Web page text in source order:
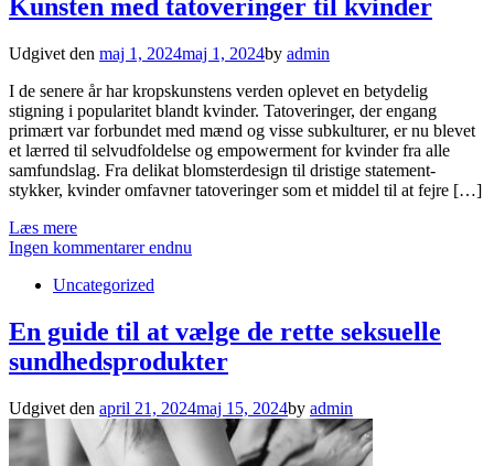
Kunsten med tatoveringer til kvinder
Udgivet den maj 1, 2024maj 1, 2024by admin
I de senere år har kropskunstens verden oplevet en betydelig
stigning i popularitet blandt kvinder. Tatoveringer, der engang
primært var forbundet med mænd og visse subkulturer, er nu blevet
et lærred til selvudfoldelse og empowerment for kvinder fra alle
samfundslag. Fra delikat blomsterdesign til dristige statement-
stykker, kvinder omfavner tatoveringer som et middel til at fejre […]
Læs mere
Ingen kommentarer endnu
Uncategorized
En guide til at vælge de rette seksuelle
sundhedsprodukter
Udgivet den april 21, 2024maj 15, 2024by admin